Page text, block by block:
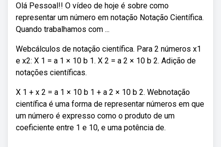
Olá Pessoal!! O vídeo de hoje é sobre como
representar um número em notação Notação Científica.
Quando trabalhamos com ...
Webcálculos de notação científica. Para 2 números x1
e x2: X 1 = a 1 × 10 b 1. X 2 = a 2 × 10 b 2. Adição de
notações científicas.
X 1 + x 2 = a 1 × 10 b 1 + a 2 × 10 b 2. Webnotação
científica é uma forma de representar números em que
um número é expresso como o produto de um
coeficiente entre 1 e 10, e uma potência de.